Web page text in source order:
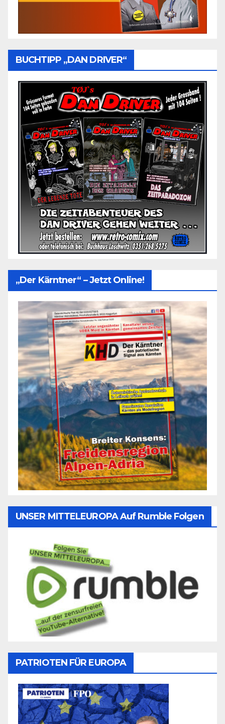
BUCHTIPP „DAN DRIVER“
„Der Kärntner“ – Jetzt Online!
UNSER MITTELEUROPA Auf Rumble Folgen
PATRIOTEN FÜR EUROPA